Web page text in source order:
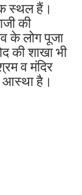
स्थल हैं।
की
के लोग पूजा
की शाखा भी
व मंदिर
आस्था है।